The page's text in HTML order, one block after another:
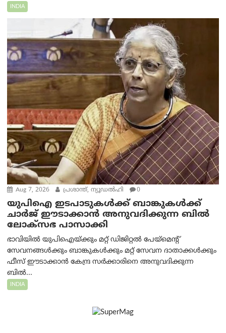
INDIA
Aug 7, 2026 പ്രശാന്ത്, ന്യൂഡല്‍ഹി 0
യുപിഐ ഇടപാടുകൾക്ക് ബാങ്കുകൾക്ക്
ചാർജ് ഈടാക്കാൻ അനുവദിക്കുന്ന ബിൽ
ലോക്‌സഭ പാസാക്കി
ഭാവിയിൽ യുപിഐയ്ക്കും മറ്റ് ഡിജിറ്റൽ പേയ്‌മെന്റ്
സേവനങ്ങൾക്കും ബാങ്കുകൾക്കും മറ്റ് സേവന ദാതാക്കൾക്കും
ഫീസ് ഈടാക്കാൻ കേന്ദ്ര സർക്കാരിനെ അനുവദിക്കുന്ന
ബിൽ...
INDIA